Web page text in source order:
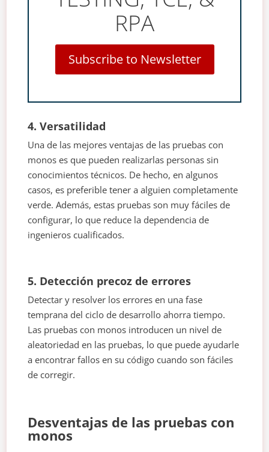
RPA
Subscribe to Newsletter
4. Versatilidad
Una de las mejores ventajas de las pruebas con
monos es que pueden realizarlas personas sin
conocimientos técnicos. De hecho, en algunos
casos, es preferible tener a alguien completamente
verde. Además, estas pruebas son muy fáciles de
configurar, lo que reduce la dependencia de
ingenieros cualificados.
5. Detección precoz de errores
Detectar y resolver los errores en una fase
temprana del ciclo de desarrollo ahorra tiempo.
Las pruebas con monos introducen un nivel de
aleatoriedad en las pruebas, lo que puede ayudarle
a encontrar fallos en su código cuando son fáciles
de corregir.
Desventajas de las pruebas con
monos